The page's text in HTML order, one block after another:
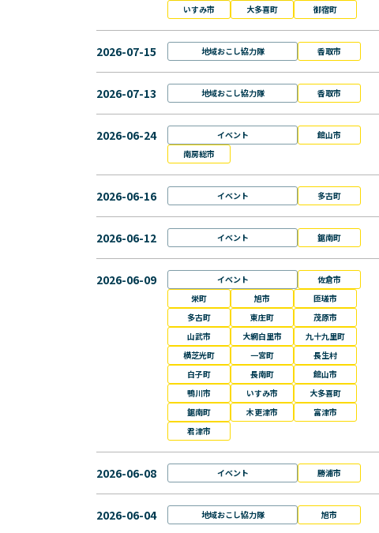
いすみ市
大多喜町 御宿町
2026-07-15 地域おこし協力隊 香取市
2026-07-13 地域おこし協力隊 香取市
2026-06-24 イベント
館山市
南房総市
2026-06-16 イベント 多古町
2026-06-12 イベント 鋸南町
2026-06-09 イベント
佐倉市
栄町
旭市
匝瑳市
多古町
東庄町
茂原市
山武市
大網白里市
九十九里町
横芝光町
一宮町
長生村
白子町
長南町
館山市
鴨川市
いすみ市
大多喜町
鋸南町
木更津市
富津市
君津市
2026-06-08 イベント 勝浦市
2026-06-04 地域おこし協力隊 旭市